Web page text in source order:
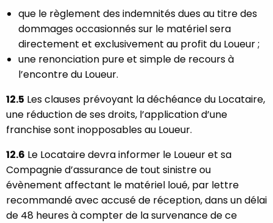
que le règlement des indemnités dues au titre des
dommages occasionnés sur le matériel sera
directement et exclusivement au profit du Loueur ;
une renonciation pure et simple de recours à
l’encontre du Loueur.
12.5 Les clauses prévoyant la déchéance du Locataire,
une réduction de ses droits, l’application d’une
franchise sont inopposables au Loueur.
12.6 Le Locataire devra informer le Loueur et sa
Compagnie d’assurance de tout sinistre ou
évènement affectant le matériel loué, par lettre
recommandé avec accusé de réception, dans un délai
de 48 heures à compter de la survenance de ce